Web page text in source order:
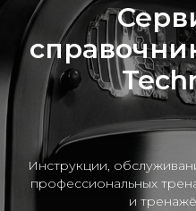
Инструкции,
профессиональных
и